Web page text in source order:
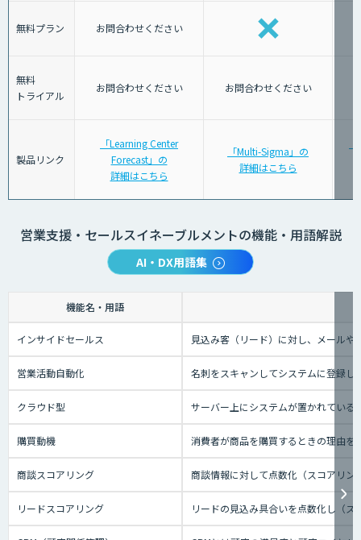
無料プラン お問合わせください
無料
トライアル
お問合わせください お問合わせください
製品リンク
「Learning Center
Forecast」の
詳細はこちら
「Multi-Sigma」の
詳細はこちら
営業支援・セールスイネーブルメントの機能・用語解説
AI・DX用語集
機能名・用語
インサイドセールス 見込み客（リード）に対し、メール
営業活動自動化 名刺をスキャンしてシステムに登録
クラウド型 サーバー上にシステムが置かれてい
購買動機 消費者が商品を購買するときの理由を
商談スコアリング 商談情報に対して点数化（スコアリ
リードスコアリング リードの見込み具合いを点数化し（